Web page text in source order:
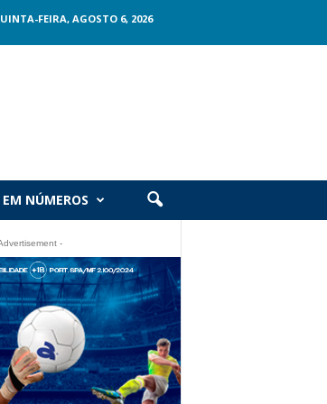
FEIRA, AGOSTO 6, 2026
NÚMEROS
-